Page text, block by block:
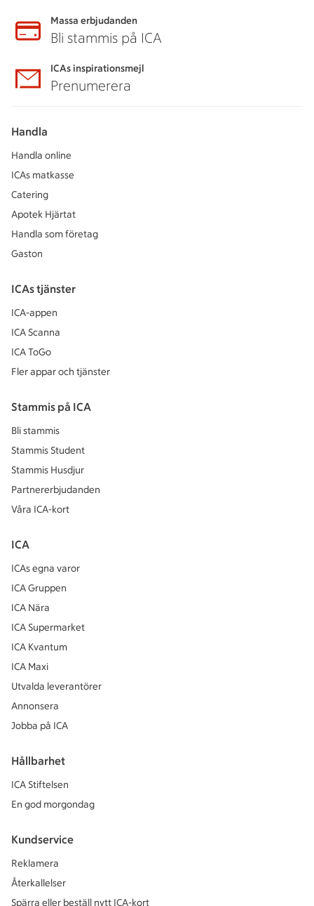
Massa erbjudanden
Bli stammis på ICA
ICAs inspirationsmejl
Prenumerera
Handla
Handla online
ICAs matkasse
Catering
Apotek Hjärtat
Handla som företag
Gaston
ICAs tjänster
ICA-appen
ICA Scanna
ICA ToGo
Fler appar och tjänster
Stammis på ICA
Bli stammis
Stammis Student
Stammis Husdjur
Partnererbjudanden
Våra ICA-kort
ICA
ICAs egna varor
ICA Gruppen
ICA Nära
ICA Supermarket
ICA Kvantum
ICA Maxi
Utvalda leverantörer
Annonsera
Jobba på ICA
Hållbarhet
ICA Stiftelsen
En god morgondag
Kundservice
Reklamera
Återkallelser
Spärra eller beställ nytt ICA-kort